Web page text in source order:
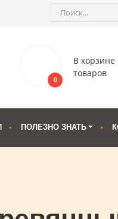
0
В корзине
товаров
ПОЛЕЗНО ЗНАТЬ